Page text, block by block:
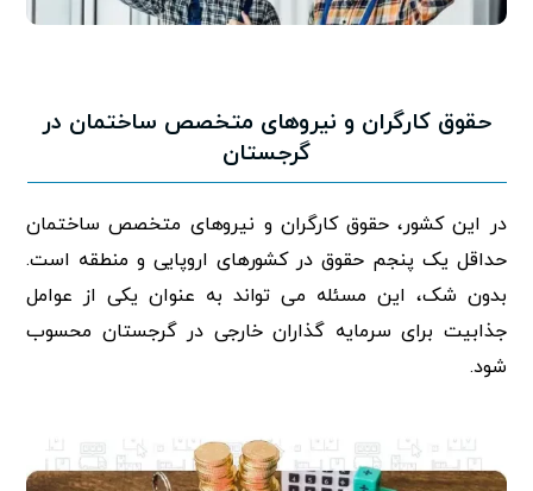
حقوق کارگران و نیروهای متخصص ساختمان در
گرجستان
در این کشور، حقوق کارگران و نیروهای متخصص ساختمان
حداقل یک پنجم حقوق در کشورهای اروپایی و منطقه است.
بدون شک، این مسئله می تواند به عنوان یکی از عوامل
جذابیت برای سرمایه گذاران خارجی در گرجستان محسوب
شود.